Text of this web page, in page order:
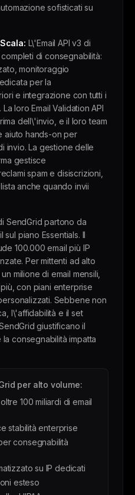
sofisticati su
L\'Email API v3 di
di consegnabilità:
monitoraggio
per la
e integrazione con tutti i
loro Email Validation API
dell\'invio, e il loro team
aiuto hands-on per
invio. La gestione delle
gestisce
spam e disiscrizioni,
anche quando invii
SendGrid partono da
piano Essentials. Il
100.000 email più IP
Per mittenti ad alto
milione di email mensili,
con piani enterprise
Sebbene non
l\'affidabilità e il set
giustificano il
consegnabilità impatta
per alto volume:
100 miliardi di email
stabilità enterprise
consegnabilità
su IP dedicati
esteso